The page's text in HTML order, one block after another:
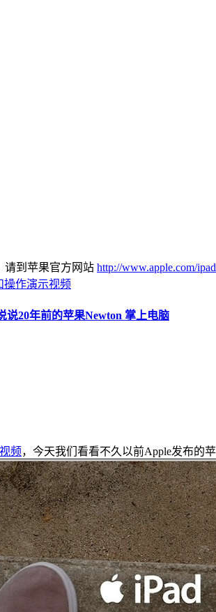
请到苹果官方网站 http://www.apple.com/
操作演示视频
说20年前的苹果Newton 掌上电脑
频，今天我们看看不久以前Apple发布的苹